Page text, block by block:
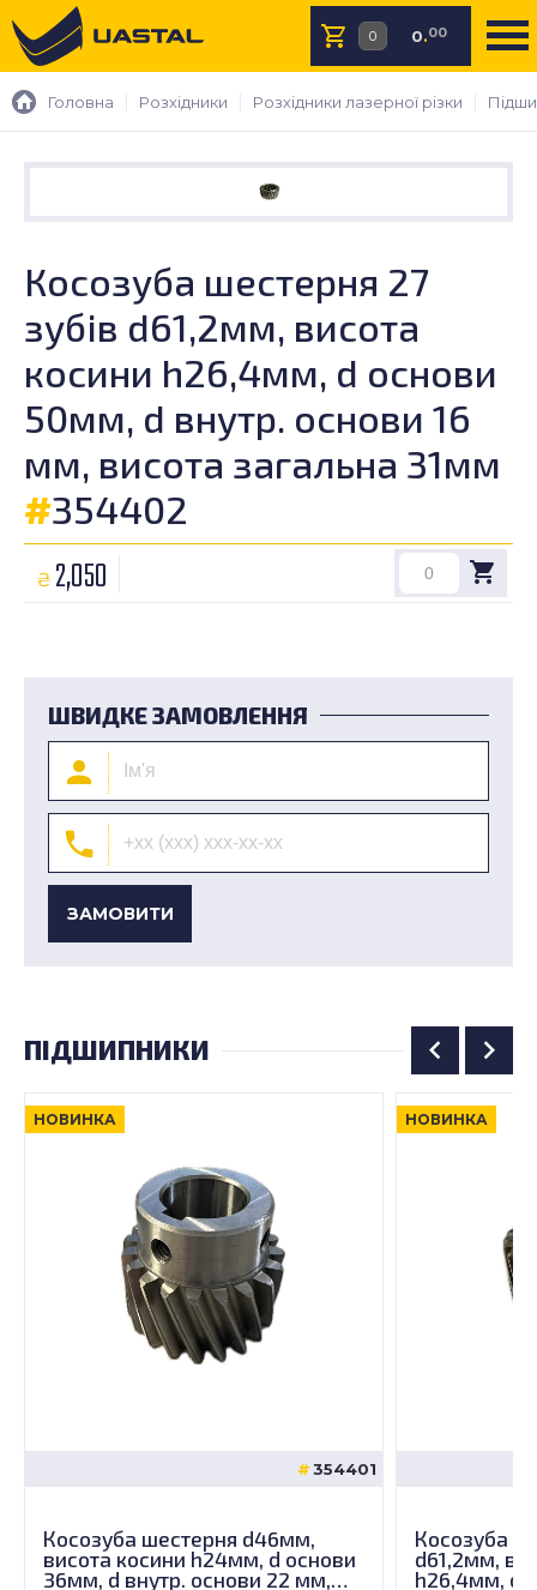
0.00
Головна Розхідники Розхідники лазерної різки
Косозуба шестерня 27
зубів d61,2мм, висота
косини h26,4мм, d основи
50мм, d внутр. основи 16
мм, висота загальна 31мм
#354402
₴ 2,050
ШВИДКЕ ЗАМОВЛЕННЯ
ЗАМОВИТИ
ПІДШИПНИКИ
НОВИНКА
354401
Косозуба шестерня d46мм,
висота косини h24мм, d основи
36мм, d внутр. основи 22 мм,
НОВИНКА
Косозуба
d61,2мм,
h26,4мм, d